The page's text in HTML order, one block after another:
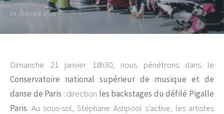
24 JANVIER 2018
Dimanche 21 janvier 18h30, nous pénétrons dans le
Conservatoire national supérieur de musique et de
danse de Paris : direction les backstages du défilé Pigalle
Paris. Au sous-sol, Stéphane Ashpool s’active, les artistes